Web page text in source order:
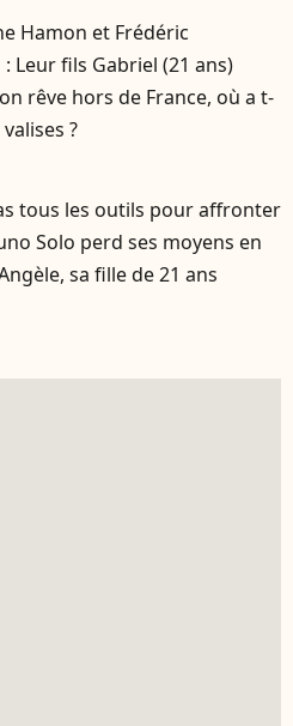
Hamon et Frédéric
Leur fils Gabriel (21 ans)
rêve hors de France, où a t-
?
tous les outils pour affronter
sa fille de 21 ans